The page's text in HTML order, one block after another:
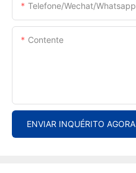
Telefone/Wechat/Whatsapp
Contente
ENVIAR INQUÉRITO AGORA